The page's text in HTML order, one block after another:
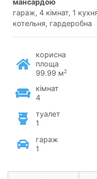
гараж, 4 кімнат, 1
котельня, гардеробна
корисна
площа
99.99 м2
кімнат
4
туалет
1
гараж
1